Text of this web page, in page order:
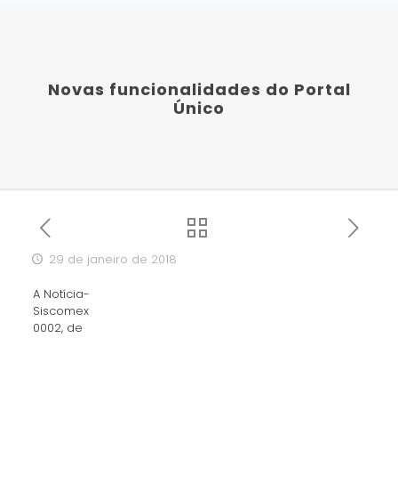
Novas funcionalidades do Portal
Único
29 de janeiro de 2018
A Notícia-
Siscomex
0002, de